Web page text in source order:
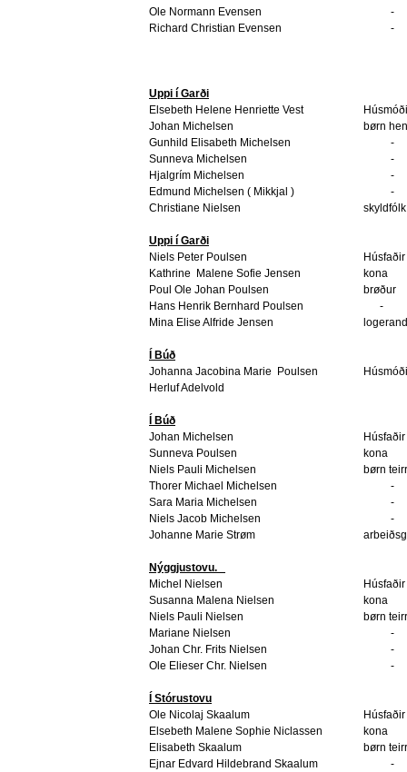
Ole Normann Evensen
-
Richard Christian Evensen
-
Uppi í Garði
Elsebeth Helene Henriette Vest
Johan Michelsen
børn
Gunhild Elisabeth Michelsen
-
Sunneva Michelsen
-
Hjalgrím Michelsen
-
Edmund Michelsen ( Mikkjal )
-
Christiane Nielsen
skyldfólk
Uppi í Garði
Niels Peter Poulsen
Húsfaðir
Kathrine Malene Sofie Jensen
kona
Poul Ole Johan Poulsen
brøður
Hans Henrik Bernhard Poulsen
-
Mina Elise Alfride Jensen
Í Búð
Johanna Jacobina Marie Poulsen
Herluf Adelvold
Í Búð
Johan Michelsen
Húsfaðir
Sunneva Poulsen
kona
Niels Pauli Michelsen
børn
Thorer Michael Michelsen
-
Sara Maria Michelsen
-
Niels Jacob Michelsen
-
Johanne Marie Strøm
Nýggjustovu.
Michel Nielsen
Húsfaðir
Susanna Malena Nielsen
kona
Niels Pauli Nielsen
børn
Mariane Nielsen
-
Johan Chr. Frits Nielsen
-
Ole Elieser Chr. Nielsen
-
Í Stórustovu
Ole Nicolaj Skaalum
Húsfaðir
Elsebeth Malene Sophie Niclassen
kona
Elisabeth Skaalum
børn
Ejnar Edvard Hildebrand Skaalum
-